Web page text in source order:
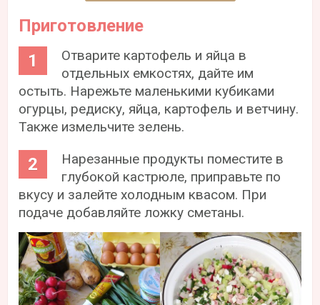
Приготовление
Отварите картофель и яйца в
отдельных емкостях, дайте им
остыть. Нарежьте маленькими кубиками
огурцы, редиску, яйца, картофель и ветчину.
Также измельчите зелень.
Нарезанные продукты поместите в
глубокой кастрюле, приправьте по
вкусу и залейте холодным квасом. При
подаче добавляйте ложку сметаны.